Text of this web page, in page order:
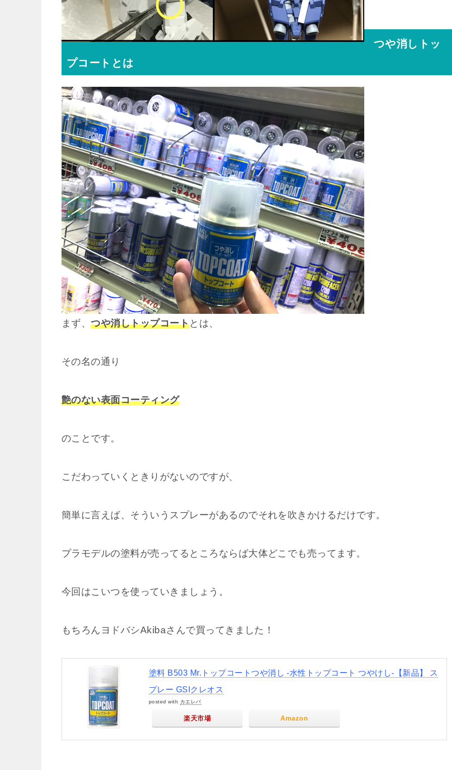
つや消しトッ
プコートとは
まず、つや消しトップコートとは、
その名の通り
艶のない表面コーティング
のことです。
こだわっていくときりがないのですが、
簡単に言えば、そういうスプレーがあるのでそれを吹きかけるだけです。
プラモデルの塗料が売ってるところならば大体どこでも売ってます。
今回はこいつを使っていきましょう。
もちろんヨドバシAkibaさんで買ってきました！
塗料 B503 Mr.トップコートつや消し -水性トップコート つやけし-【新品】 ス
プレー GSIクレオス
posted with カエレバ
楽天市場 Amazon